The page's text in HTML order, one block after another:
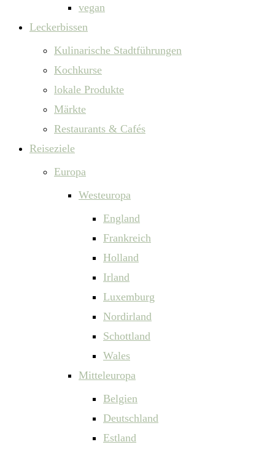
vegan
Leckerbissen
Kulinarische Stadtführungen
Kochkurse
lokale Produkte
Märkte
Restaurants & Cafés
Reiseziele
Europa
Westeuropa
England
Frankreich
Holland
Irland
Luxemburg
Nordirland
Schottland
Wales
Mitteleuropa
Belgien
Deutschland
Estland